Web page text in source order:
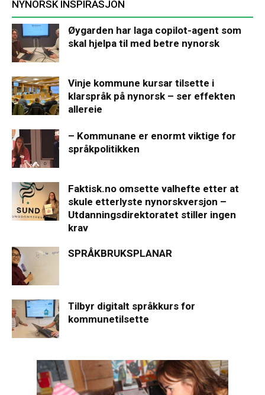
NYNORSK INSPIRASJON
Øygarden har laga copilot-agent som
skal hjelpa til med betre nynorsk
Vinje kommune kursar tilsette i
klarspråk på nynorsk – ser effekten
allereie
– Kommunane er enormt viktige for
språkpolitikken
Faktisk.no omsette valhefte etter at
skule etterlyste nynorskversjon –
Utdanningsdirektoratet stiller ingen
krav
SPRÅKBRUKSPLANAR
Tilbyr digitalt språkkurs for
kommunetilsette